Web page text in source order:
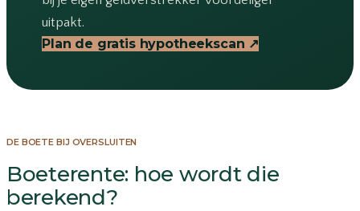
uitpakt.
Plan de gratis hypotheekscan ↗
DE BOETE BIJ OVERSLUITEN
Boeterente: hoe wordt die
berekend?